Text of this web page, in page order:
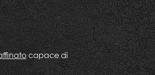
capace di